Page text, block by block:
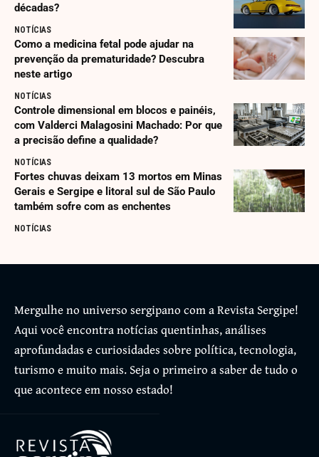
décadas?
NOTÍCIAS
Como a medicina fetal pode ajudar na
prevenção da prematuridade? Descubra
neste artigo
NOTÍCIAS
Controle dimensional em blocos e painéis,
com Valderci Malagosini Machado: Por que
a precisão define a qualidade?
NOTÍCIAS
Fortes chuvas deixam 13 mortos em Minas
Gerais e Sergipe e litoral sul de São Paulo
também sofre com as enchentes
NOTÍCIAS
Mergulhe no universo sergipano com a Revista Sergipe!
Aqui você encontra notícias quentinhas, análises
aprofundadas e curiosidades sobre política, tecnologia,
turismo e muito mais. Seja o primeiro a saber de tudo o
que acontece em nosso estado!